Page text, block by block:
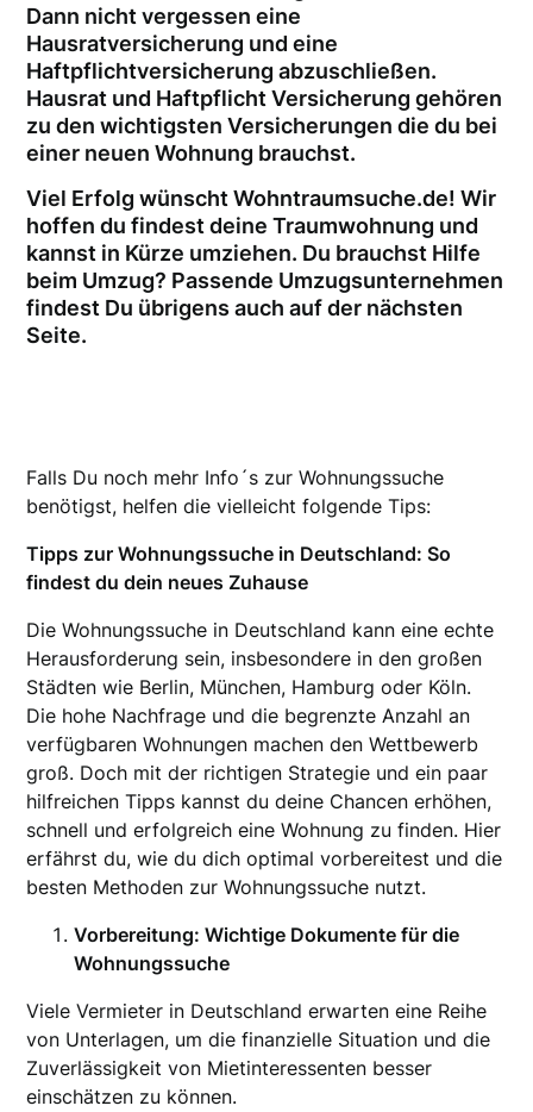
Dann nicht vergessen eine
Hausratversicherung und eine
Haftpflichtversicherung abzuschließen.
Hausrat und Haftpflicht Versicherung gehören
zu den wichtigsten Versicherungen die du bei
einer neuen Wohnung brauchst.
Viel Erfolg wünscht Wohntraumsuche.de! Wir
hoffen du findest deine Traumwohnung und
kannst in Kürze umziehen. Du brauchst Hilfe
beim Umzug? Passende Umzugsunternehmen
findest Du übrigens auch auf der nächsten
Seite.
Falls Du noch mehr Info´s zur Wohnungssuche
benötigst, helfen die vielleicht folgende Tips:
Tipps zur Wohnungssuche in Deutschland: So
findest du dein neues Zuhause
Die Wohnungssuche in Deutschland kann eine echte
Herausforderung sein, insbesondere in den großen
Städten wie Berlin, München, Hamburg oder Köln.
Die hohe Nachfrage und die begrenzte Anzahl an
verfügbaren Wohnungen machen den Wettbewerb
groß. Doch mit der richtigen Strategie und ein paar
hilfreichen Tipps kannst du deine Chancen erhöhen,
schnell und erfolgreich eine Wohnung zu finden. Hier
erfährst du, wie du dich optimal vorbereitest und die
besten Methoden zur Wohnungssuche nutzt.
Vorbereitung: Wichtige Dokumente für die
Wohnungssuche
Viele Vermieter in Deutschland erwarten eine Reihe
von Unterlagen, um die finanzielle Situation und die
Zuverlässigkeit von Mietinteressenten besser
einschätzen zu können.